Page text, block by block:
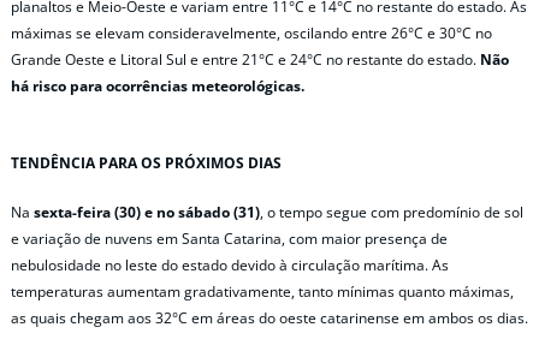
planaltos e Meio-Oeste e variam entre 11°C e 14°C no restante do estado. As
máximas se elevam consideravelmente, oscilando entre 26°C e 30°C no
Grande Oeste e Litoral Sul e entre 21°C e 24°C no restante do estado. Não
há risco para ocorrências meteorológicas.
TENDÊNCIA PARA OS PRÓXIMOS DIAS
Na sexta-feira (30) e no sábado (31), o tempo segue com predomínio de sol
e variação de nuvens em Santa Catarina, com maior presença de
nebulosidade no leste do estado devido à circulação marítima. As
temperaturas aumentam gradativamente, tanto mínimas quanto máximas,
as quais chegam aos 32°C em áreas do oeste catarinense em ambos os dias.